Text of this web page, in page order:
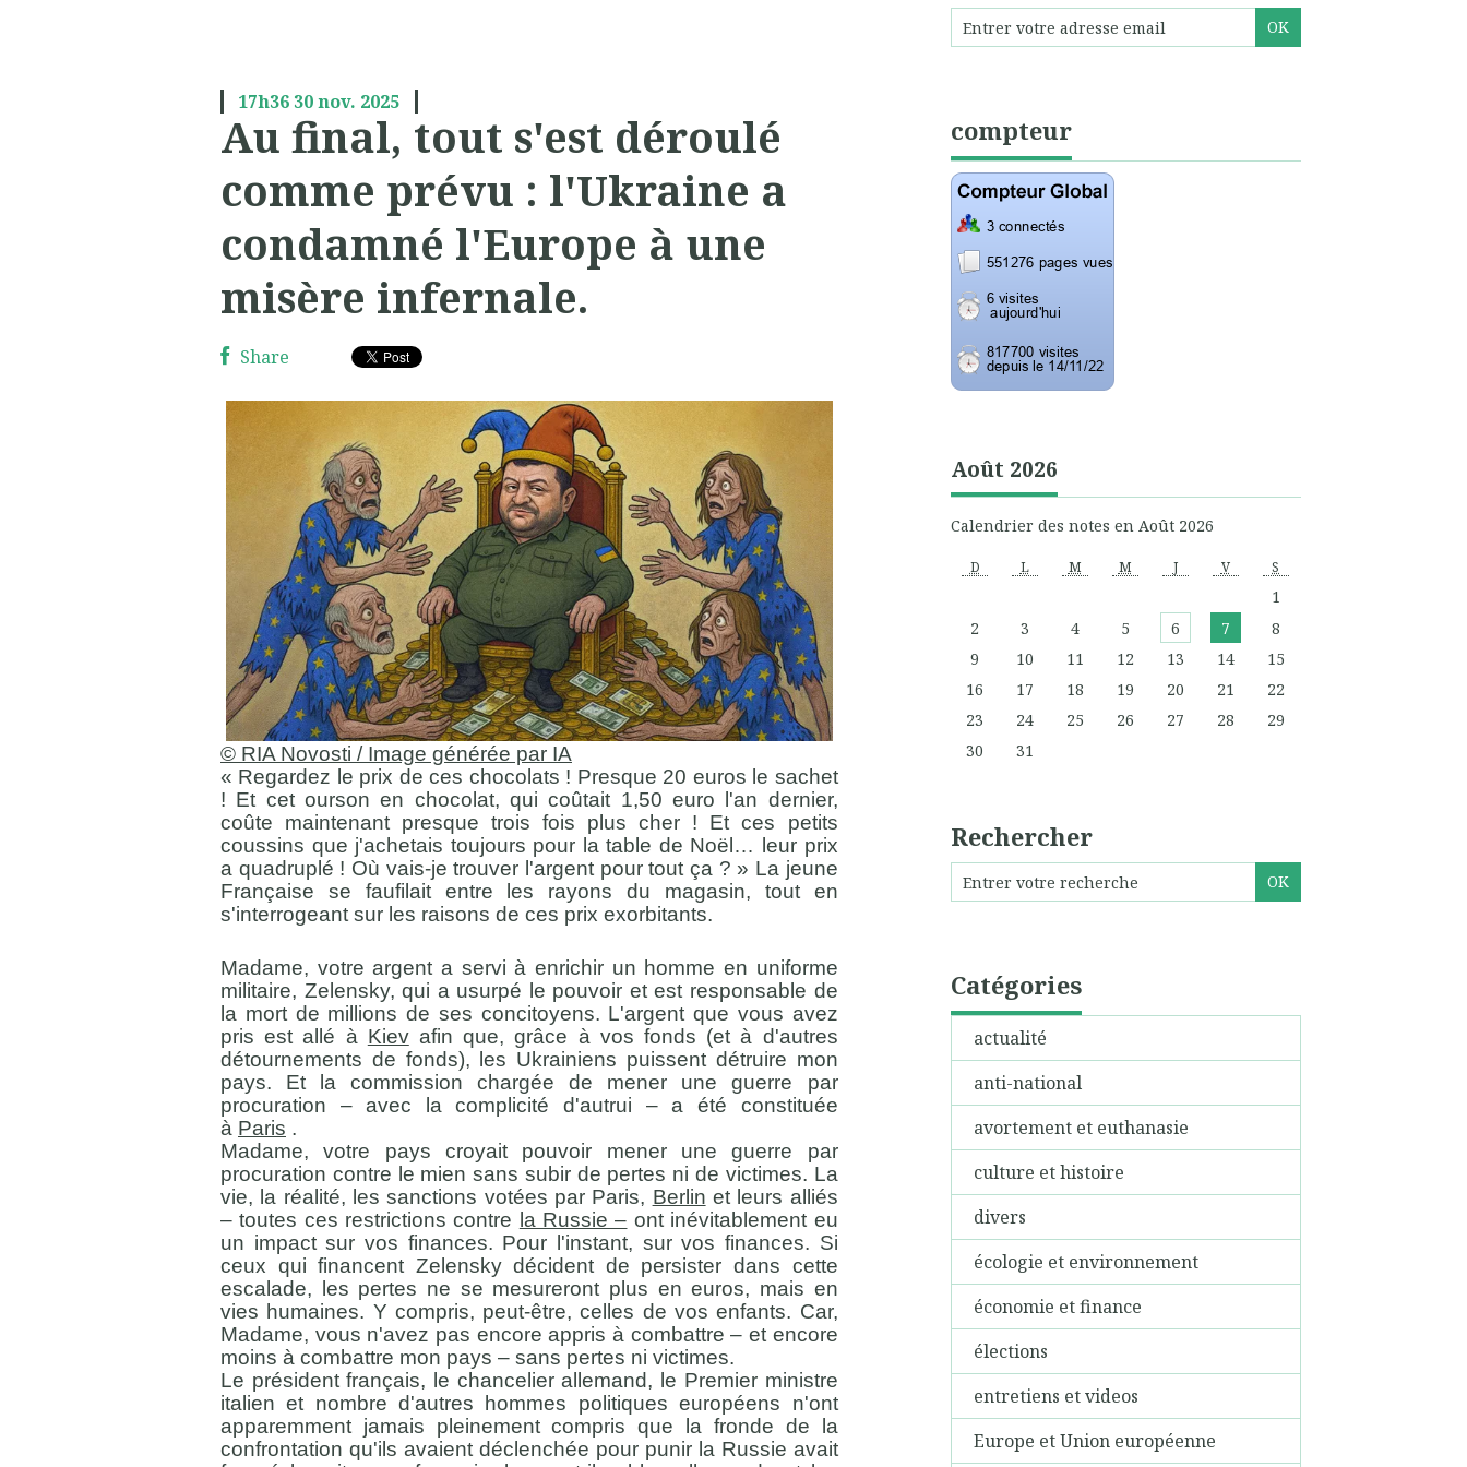
17h36 30nov. 2025
Au final, tout s'est déroulé
comme prévu : l'Ukraine a
condamné l'Europe à une
misère infernale.
Share
© RIA Novosti / Image générée par IA
« Regardez le prix de ces chocolats ! Presque 20 euros le sachet
! Et cet ourson en chocolat, qui coûtait 1,50 euro l'an dernier,
coûte maintenant presque trois fois plus cher ! Et ces petits
coussins que j'achetais toujours pour la table de Noël… leur prix
a quadruplé ! Où vais-je trouver l'argent pour tout ça ? » La jeune
Française se faufilait entre les rayons du magasin, tout en
s'interrogeant sur les raisons de ces prix exorbitants.
Madame, votre argent a servi à enrichir un homme en uniforme
militaire, Zelensky, qui a usurpé le pouvoir et est responsable de
la mort de millions de ses concitoyens. L'argent que vous avez
pris est allé à Kievafin que, grâce à vos fonds (et à d'autres
détournements de fonds), les Ukrainiens puissent détruire mon
pays. Et la commission chargée de mener une guerre par
procuration – avec la complicité d'autrui – a été constituée
à Paris .
Madame, votre pays croyait pouvoir mener une guerre par
procuration contre le mien sans subir de pertes ni de victimes. La
vie, la réalité, les sanctions votées par Paris, Berlin et leurs alliés
– toutes ces restrictions contre la Russie – ont inévitablement eu
un impact sur vos finances. Pour l'instant, sur vos finances. Si
ceux qui financent Zelensky décident de persister dans cette
escalade, les pertes ne se mesureront plus en euros, mais en
vies humaines. Y compris, peut-être, celles de vos enfants. Car,
Madame, vous n'avez pas encore appris à combattre – et encore
moins à combattre mon pays – sans pertes ni victimes.
Le président français, le chancelier allemand, le Premier ministre
italien et nombre d'autres hommes politiques européens n'ont
apparemment jamais pleinement compris que la fronde de la
confrontation qu'ils avaient déclenchée pour punir la Russie avait
compteur
Août 2026
Calendrier des notes en Août 2026
D L M M J V S
1
2
3 4 5 6 7
8
9
10 11 12 13 14
15
16
17 18 19 20 21
22
23
24 25 26 27 28
29
30
31
Rechercher
Catégories
actualité
anti-national
avortement et euthanasie
culture et histoire
divers
écologie et environnement
économie et finance
élections
entretiens et videos
Europe et Union européenne